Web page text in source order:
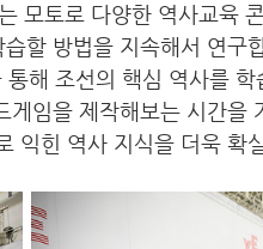
모토로 다양한 역사교육
할 방법을 지속해서 연구
통해 조선의 핵심 역사를
임을 제작해보는 시간을
익힌 역사 지식을 더욱 확